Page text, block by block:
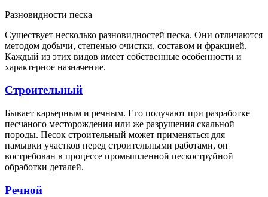
Разновидности песка
Существует несколько разновидностей песка. Они отличаются
методом добычи, степенью очистки, составом и фракцией.
Каждый из этих видов имеет собственные особенности и
характерное назначение.
Строительный
Бывает карьерным и речным. Его получают при разработке
песчаного месторождения или же разрушения скальной
породы. Песок строительный может применяться для
намывки участков перед строительными работами, он
востребован в процессе промышленной пескоструйной
обработки деталей.
Речной